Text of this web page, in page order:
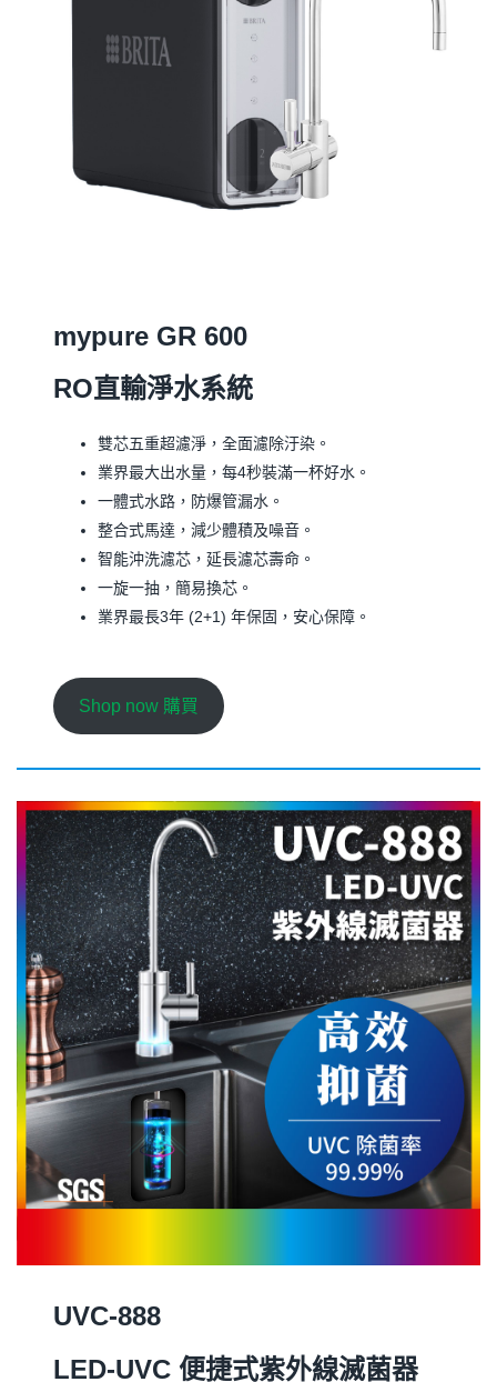
mypure GR 600
RO直輸淨水系統
雙芯五重超濾淨，全面濾除汙染。
業界最大出水量，每4秒裝滿一杯好水。
一體式水路，防爆管漏水。
整合式馬達，減少體積及噪音。
智能沖洗濾芯，延長濾芯壽命。
一旋一抽，簡易換芯。
業界最長3年 (2+1) 年保固，安心保障。
Shop now 購買
UVC-888
LED-UVC 便捷式紫外線滅菌器